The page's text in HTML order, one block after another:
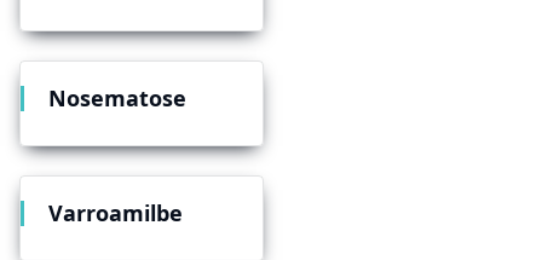
Nosematose
Varroamilbe